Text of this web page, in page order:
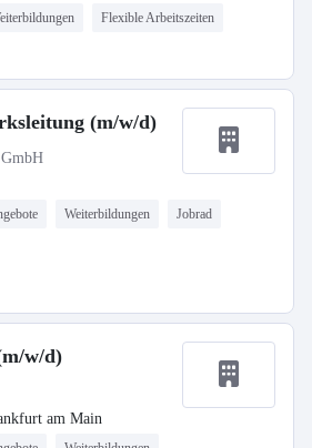
Flexible Arbeitszeiten
(m/w/d)
Weiterbildungen Jobrad
w/d)
am Main